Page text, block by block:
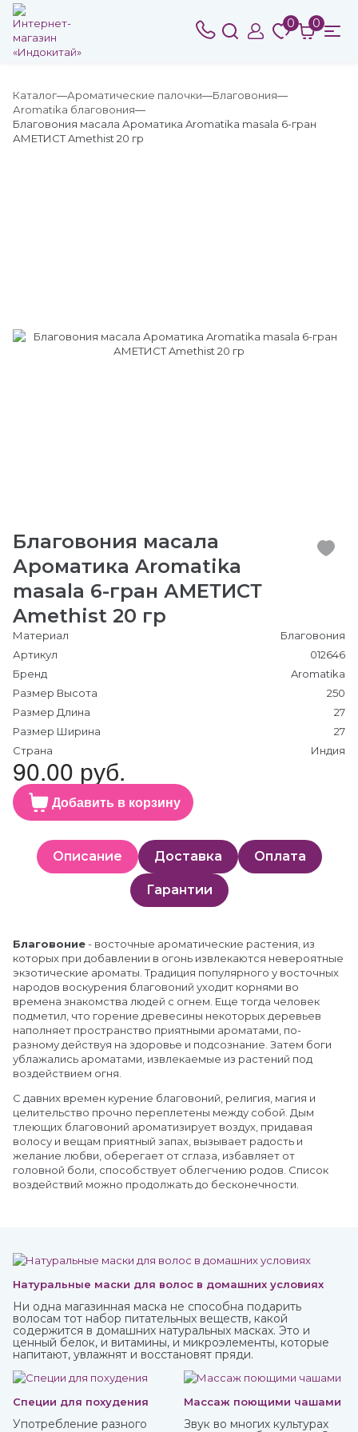
0 0
Каталог Ароматические палочки
Благовония
Аromatika благовония
Благовония масала Ароматика Aromatika masala 6-гран
АМЕТИСТ Amethist 20 гр
Благовония масала
Ароматика Aromatika
masala 6-гран АМЕТИСТ
Amethist 20 гр
Материал
Благовония
Артикул
012646
Бренд
Aromatika
Размер Высота
250
Размер Длина
27
Размер Ширина
27
Страна
Индия
90.00 руб.
Добавить в корзину
Описание Доставка Оплата
Гарантии
Благовоние- восточные ароматические растения, из
которых при добавлении в огонь извлекаются невероятные
экзотические ароматы. Традиция популярного у восточных
народов воскурения благовоний уходит корнями во
времена знакомства людей с огнем. Еще тогда человек
подметил, что горение древесины некоторых деревьев
наполняет пространство приятными ароматами, по-
разному действуя на здоровье и подсознание. Затем боги
ублажались ароматами, извлекаемые из растений под
воздействием огня.
С давних времен курение благовоний, религия, магия и
целительство прочно переплетены между собой. Дым
тлеющих благовоний ароматизирует воздух, придавая
волосу и вещам приятный запах, вызывает радость и
желание любви, оберегает от сглаза, избавляет от
головной боли, способствует облегчению родов. Список
воздействий можно продолжать до бесконечности.
Натуральные маски для волос в домашних условиях
Ни одна магазинная маска не способна подарить
волосам тот набор питательных веществ, какой
содержится в домашних натуральных масках. Это и
ценный белок, и витамины, и микроэлементы, которые
напитают, увлажнят и восстановят пряди.
Специи для похудения
Употребление разного
Массаж поющими чашами
Звук во многих культурах